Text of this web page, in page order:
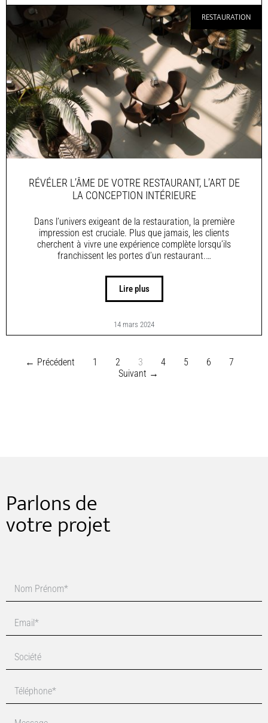
RESTAURATION
RÉVÉLER L’ÂME DE VOTRE RESTAURANT, L’ART DE
LA CONCEPTION INTÉRIEURE
Dans l’univers exigeant de la restauration, la première
impression est cruciale. Plus que jamais, les clients
cherchent à vivre une expérience complète lorsqu’ils
franchissent les portes d’un restaurant.…
Lire plus
14 mars 2024
← Précédent 1 2 3 4 5 6
7
Suivant →
Parlons de
votre projet